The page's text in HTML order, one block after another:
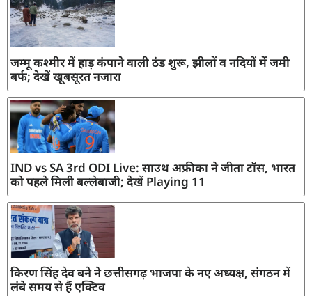
जम्मू कश्मीर में हाड़ कंपाने वाली ठंड शुरू, झीलों व नदियों में जमी
बर्फ; देखें खूबसूरत नजारा
IND vs SA 3rd ODI Live: साउथ अफ्रीका ने जीता टॉस, भारत
को पहले मिली बल्लेबाजी; देखें Playing 11
किरण सिंह देव बने ने छत्तीसगढ़ भाजपा के नए अध्यक्ष, संगठन में
लंबे समय से हैं एक्टिव